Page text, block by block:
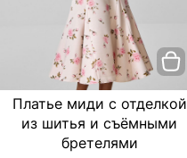
Платье миди с отделкой
из шитья и съёмными
бретелями